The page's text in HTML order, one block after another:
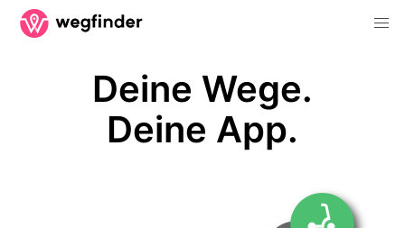
Deine Wege.
Deine App.